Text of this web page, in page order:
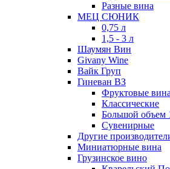
Разные вина
МЕЦ СЮНИК
0,75 л
1,5 - 3 л
Шаумян Вин
Givany Wine
Вайк Груп
Гиневан ВЗ
Фруктовые
Классические
Большой объем
Сувенирные
Другие
Миниатюрные вина
Грузинское вино